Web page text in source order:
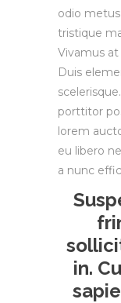
odio
tristique
Vivamus
Duis
porttitor
lorem
eu libero
a nunc
in.